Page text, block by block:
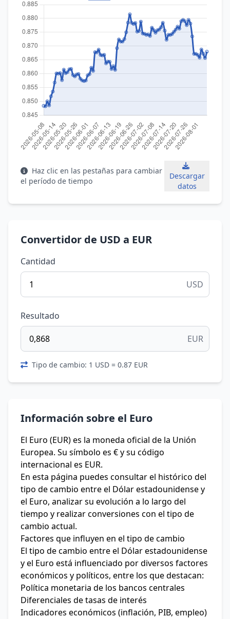
Haz clic en las pestañas para cambiar
el período de tiempo
Descargar
datos
Convertidor de USD a EUR
Cantidad
USD
Resultado
EUR
Tipo de cambio: 1 USD = 0.87 EUR
Información sobre el Euro
El Euro (EUR) es la moneda oficial de la Unión
Europea. Su símbolo es € y su código
internacional es EUR.
En esta página puedes consultar el histórico del
tipo de cambio entre el Dólar estadounidense y
el Euro, analizar su evolución a lo largo del
tiempo y realizar conversiones con el tipo de
cambio actual.
Factores que influyen en el tipo de cambio
El tipo de cambio entre el Dólar estadounidense
y el Euro está influenciado por diversos factores
económicos y políticos, entre los que destacan:
Política monetaria de los bancos centrales
Diferenciales de tasas de interés
Indicadores económicos (inflación, PIB, empleo)